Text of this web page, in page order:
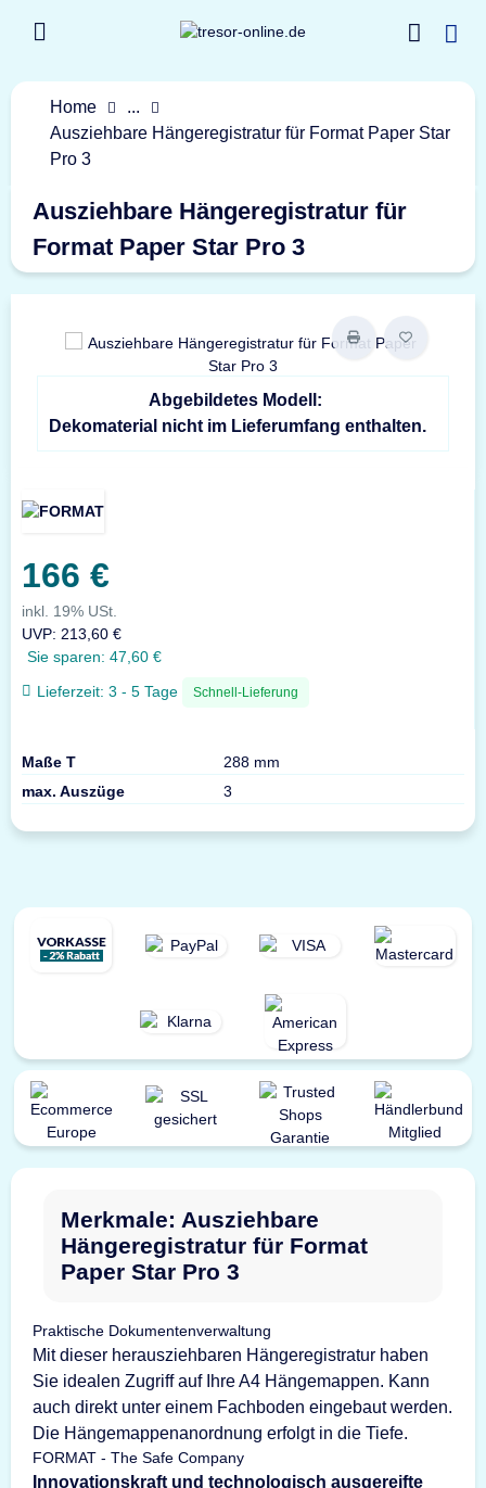
Home
...
Ausziehbare Hängeregistratur für Format Paper Star
Pro 3
Ausziehbare Hängeregistratur für
Format Paper Star Pro 3
Abgebildetes Modell:
Dekomaterial nicht im Lieferumfang enthalten.
166 €
inkl. 19% USt.
UVP: 213,60 €
Sie sparen: 47,60 €
Lieferzeit: 3 - 5 Tage Schnell-Lieferung
Maße T
288 mm
max. Auszüge
3
Merkmale: Ausziehbare
Hängeregistratur für Format
Paper Star Pro 3
Praktische Dokumentenverwaltung
Mit dieser herausziehbaren Hängeregistratur haben
Sie idealen Zugriff auf Ihre A4 Hängemappen. Kann
auch direkt unter einem Fachboden eingebaut werden.
Die Hängemappenanordnung erfolgt in die Tiefe.
FORMAT - The Safe Company
Innovationskraft und technologisch ausgereifte